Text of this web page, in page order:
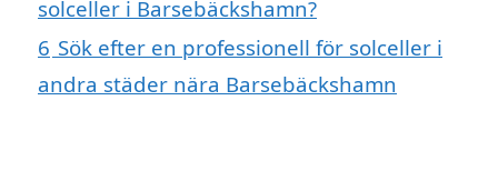
solceller i Barsebäckshamn?
6 Sök efter en professionell för solceller i
andra städer nära Barsebäckshamn